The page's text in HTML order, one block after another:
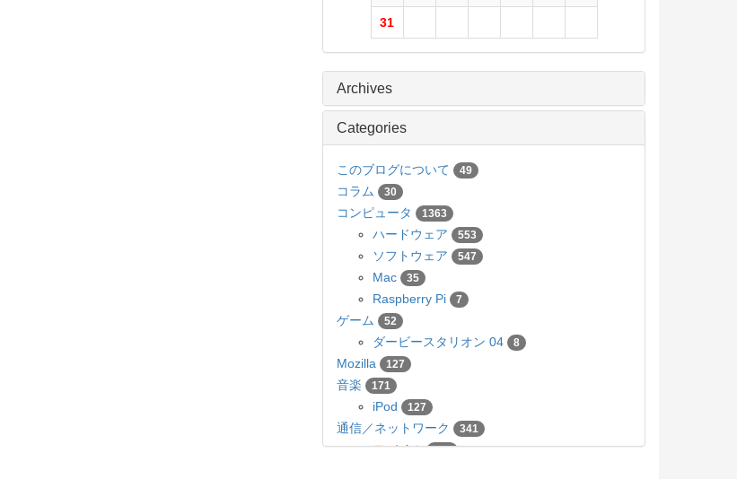
31
Archives
Categories
このブログについて 49
コラム 30
コンピュータ 1363
ハードウェア 553
ソフトウェア 547
Mac 35
Raspberry Pi 7
ゲーム 52
ダービースタリオン 04 8
Mozilla 127
音楽 171
iPod 127
通信／ネットワーク 341
モバイル 136